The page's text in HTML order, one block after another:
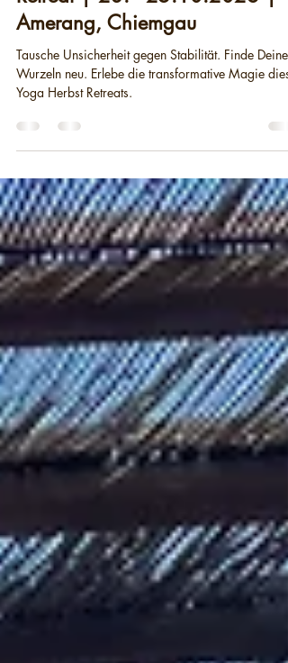
Transformatives Yoga Herbst
Retreat | 23. - 25.10.2026 |
Amerang, Chiemgau
Tausche Unsicherheit gegen Stabilität. Finde Deine
Wurzeln neu. Erlebe die transformative Magie